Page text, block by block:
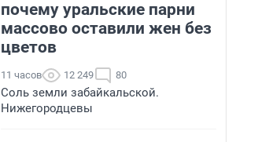
почему уральские парни
массово оставили жен без
цветов
11 часов 12 249 80
Соль земли забайкальской.
Нижегородцевы